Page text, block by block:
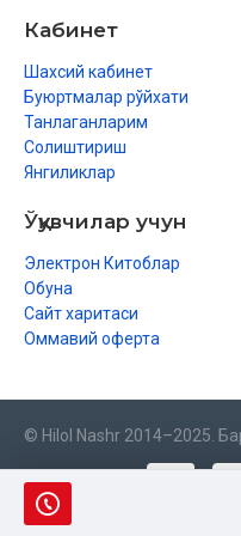
Кабинет
Шахсий кабинет
Буюртмалар рўйхати
Танлаганларим
Солиштириш
Янгиликлар
Ўқувчилар учун
Электрон Китоблар
Обуна
Сайт харитаси
Оммавий оферта
© Hilol Nashr 2014–2025.